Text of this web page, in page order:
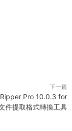
下一篇
Pro 10.0.3 for
件提取格式轉換工具